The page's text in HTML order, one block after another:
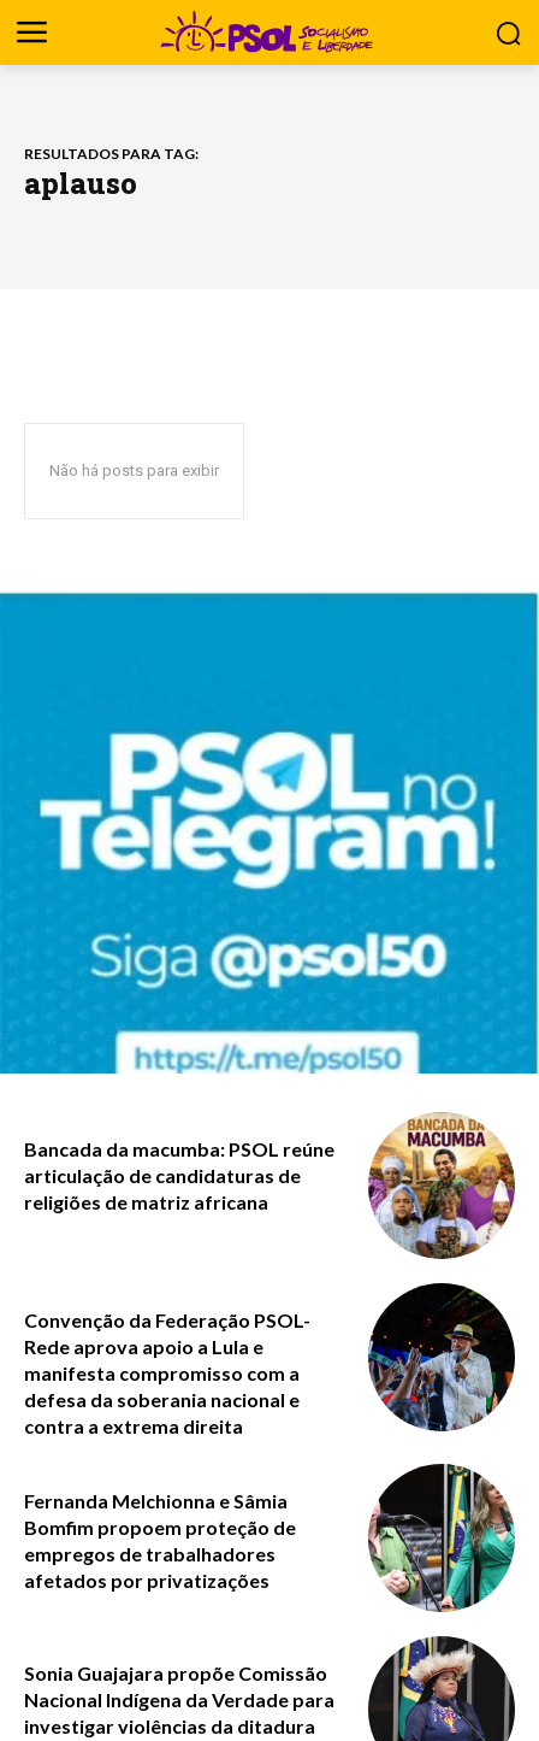
RESULTADOS PARA TAG:
aplauso
Não há posts para exibir
Bancada da macumba: PSOL reúne
articulação de candidaturas de
religiões de matriz africana
Convenção da Federação PSOL-
Rede aprova apoio a Lula e
manifesta compromisso com a
defesa da soberania nacional e
contra a extrema direita
Fernanda Melchionna e Sâmia
Bomfim propoem proteção de
empregos de trabalhadores
afetados por privatizações
Sonia Guajajara propõe Comissão
Nacional Indígena da Verdade para
investigar violências da ditadura